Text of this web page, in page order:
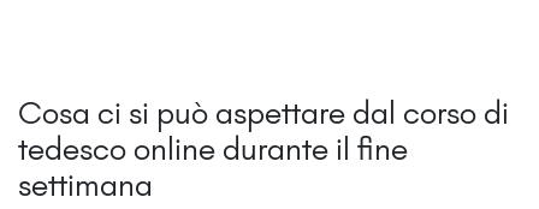
Cosa ci si può aspettare dal corso di
tedesco online durante il fine
settimana